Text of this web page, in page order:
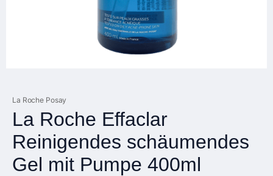
La Roche Posay
La Roche Effaclar
Reinigendes schäumendes
Gel mit Pumpe 400ml